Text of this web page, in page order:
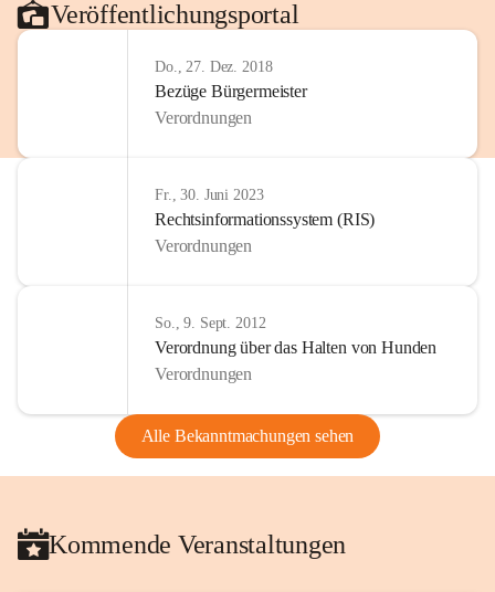
Veröffentlichungsportal
Do., 27. Dez. 2018
Bezüge Bürgermeister
Verordnungen
Fr., 30. Juni 2023
Rechtsinformationssystem (RIS)
Verordnungen
So., 9. Sept. 2012
Verordnung über das Halten von Hunden
Verordnungen
Alle Bekanntmachungen sehen
Kommende Veranstaltungen